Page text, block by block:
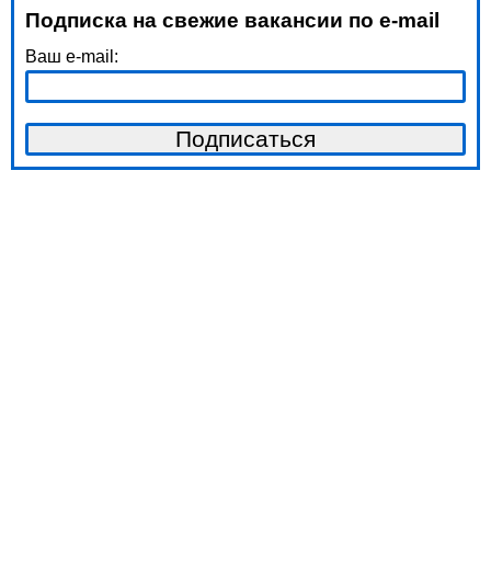
Подписка на свежие вакансии по e-mail
Ваш e-mail: